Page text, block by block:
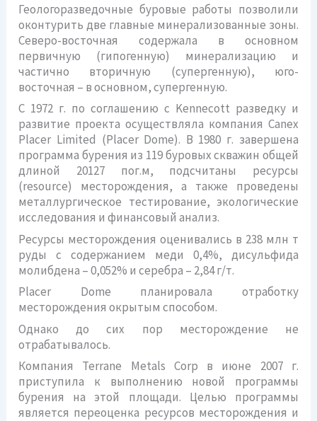
Геологоразведочные буровые работы позволили
оконтурить две главные минерализованные зоны.
Северо-восточная содержала в основном
первичную (гипогенную) минерализацию и
частично вторичную (супергенную), юго-
восточная – в основном, супергенную.
С 1972 г. по соглашению с Kennecott разведку и
развитие проекта осуществляла компания Canex
Placer Limited (Placer Dome). В 1980 г. завершена
программа бурения из 119 буровых скважин общей
длиной 20127 пог.м, подсчитаны ресурсы
(resource) месторождения, а также проведены
металлургическое тестирование, экологические
исследования и финансовый анализ.
Ресурсы месторождения оценивались в 238 млн т
руды с содержанием меди 0,4%, дисульфида
молибдена – 0,052% и серебра – 2,84 г/т.
Placer Dome планировала отработку
месторождения окрытым способом.
Однако до сих пор месторождение не
отрабатывалось.
Компания Terrane Metals Corp в июне 2007 г.
приступила к выполнению новой программы
бурения на этой площади. Целью программы
является переоценка ресурсов месторождения и